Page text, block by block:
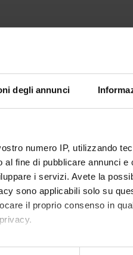
degli annunci
numero IP, utilizzando
fine di pubblicare annunci e
i servizi. Avete la
sono applicabili solo su
il proprio consenso in